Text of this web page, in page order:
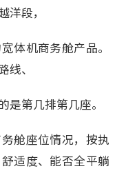
段，
体机商务舱产品。
、
第几排第几座。
舱座位情况，按执
适度、能否全平躺